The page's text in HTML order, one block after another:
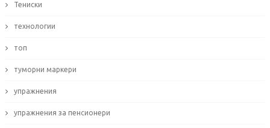
Тениски
технологии
топ
туморни маркери
упражнения
упражнения за пенсионери